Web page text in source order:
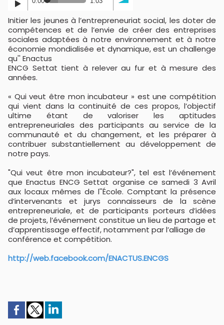
Initier les jeunes à l’entrepreneuriat social, les doter de
compétences et de l’envie de créer des entreprises
sociales adaptées à notre environnement et à notre
économie mondialisée et dynamique, est un challenge
qu'' Enactus
ENCG Settat tient à relever au fur et à mesure des
années.
« Qui veut être mon incubateur » est une compétition
qui vient dans la continuité de ces propos, l’objectif
ultime étant de valoriser les aptitudes
entrepreneuriales des participants au service de la
communauté et du changement, et les préparer à
contribuer substantiellement au développement de
notre pays.
"Qui veut être mon incubateur?", tel est l’événement
que Enactus ENCG Settat organise ce samedi 3 Avril
aux locaux mêmes de l''École. Comptant la présence
d’intervenants et jurys connaisseurs de la scène
entrepreneuriale, et de participants porteurs d’idées
de projets, l’événement constitue un lieu de partage et
d’apprentissage effectif, notamment par l’alliage de
conférence et compétition.
http://web.facebook.com/ENACTUS.ENCGS